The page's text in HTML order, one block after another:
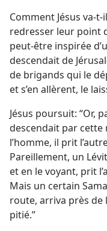
Comment Jésus va-
redresser leur point
peut-être inspirée
descendait de
de brigands qui le
et s’en allèrent, le
Jésus poursuit: “Or,
descendait par cette
l’homme, il prit
Pareillement, un
et en le voyant, prit
Mais un certain
route, arriva près de
pitié.”